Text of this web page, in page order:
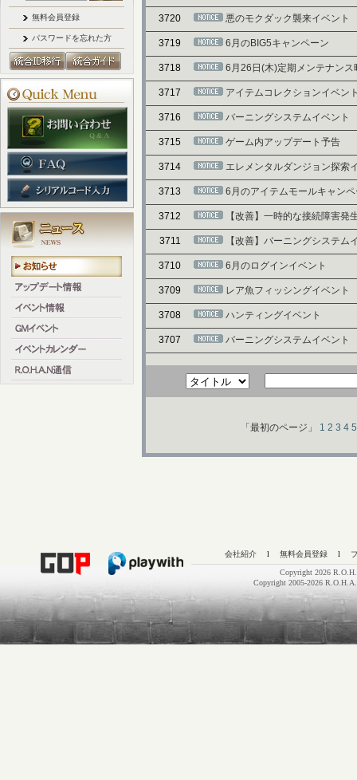
無料会員登録
パスワードを忘れた方
3720 悪のモクダック襲来イベント
3719 6月のBIG5キャンペーン
3718 6月26日(木)定期メンテナン
3717 アイテムコレクションイベン
3716 バーニングシステムイベント
3715 ゲーム内アップデート予告
3714 エレメンタルダンジョン探索
3713 6月のアイテムモールキャン
3712 【改善】一時的な接続障害発
3711 【改善】バーニングシステム
3710 6月のログインイベント
3709 レア魚フィッシングイベント
3708 ハンティングイベント
3707 バーニングシステムイベント
「最初のページ」 1 2 3 4 5
会社紹介 l 無料会員登録 l
Copyright 2026
Copyright 2005-2026